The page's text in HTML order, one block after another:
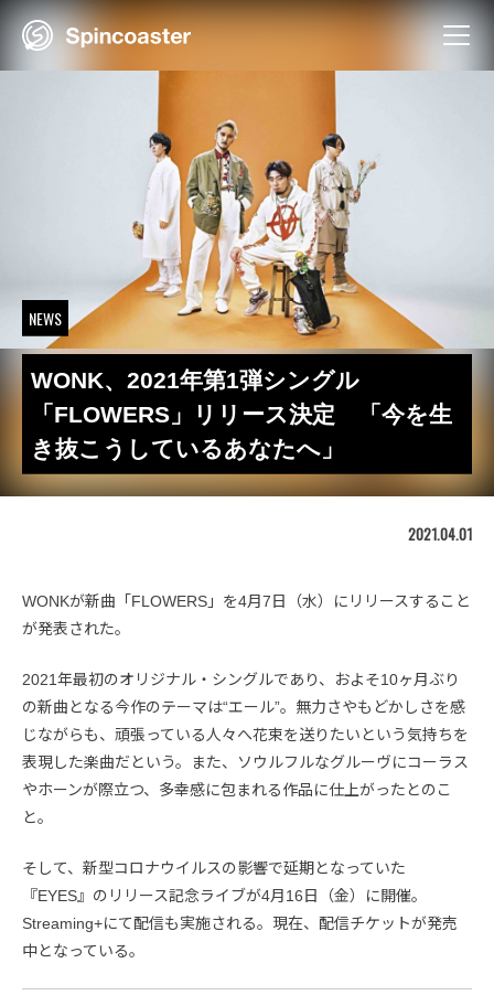
Skip
NEWS
WONK、2021年第1弾シングル
「FLOWERS」リリース決定 「今を生
き抜こうしているあなたへ」
2021.04.01
WONKが新曲「FLOWERS」を4月7日（水）にリリースすること
が発表された。
2021年最初のオリジナル・シングルであり、およそ10ヶ月ぶり
の新曲となる今作のテーマは“エール”。無力さやもどかしさを感
じながらも、頑張っている人々へ花束を送りたいという気持ちを
表現した楽曲だという。また、ソウルフルなグルーヴにコーラス
やホーンが際立つ、多幸感に包まれる作品に仕上がったとのこ
と。
そして、新型コロナウイルスの影響で延期となっていた
『EYES』のリリース記念ライブが4月16日（金）に開催。
Streaming+にて配信も実施される。現在、配信チケットが発売
中となっている。